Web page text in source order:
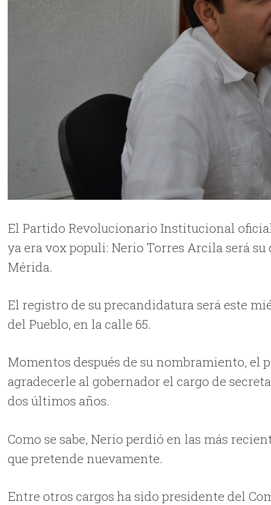
El Partido Revolucionario Institucional
ya era vox populi: Nerio Torres Arcila será
Mérida.
El registro de su precandidatura será este
del Pueblo, en la calle 65.
Momentos después de su nombramiento,
agradecerle al gobernador el cargo de
dos últimos años.
Como se sabe, Nerio perdió en las más
que pretende nuevamente.
Entre otros cargos ha sido presidente del